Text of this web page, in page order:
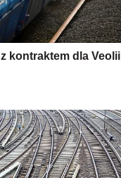
kontraktem dla Veolii